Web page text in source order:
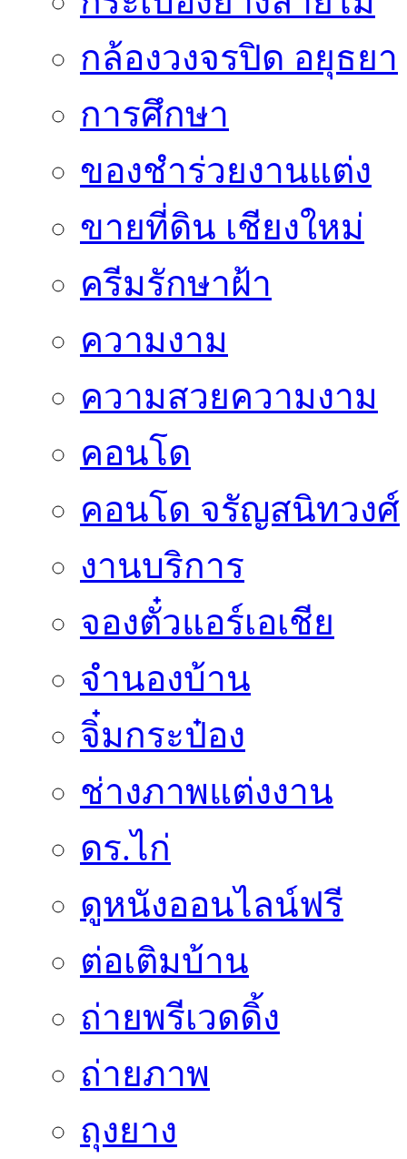
กล้องวงจรปิด อยุธยา
การศึกษา
ของชำร่วยงานแต่ง
ขายที่ดิน เชียงใหม่
ครีมรักษาฝ้า
ความงาม
ความสวยความงาม
คอนโด
คอนโด จรัญสนิทวงศ์
งานบริการ
จองตั๋วแอร์เอเชีย
จำนองบ้าน
จิ๋มกระป๋อง
ช่างภาพแต่งงาน
ดร.ไก่
ดูหนังออนไลน์ฟรี
ต่อเติมบ้าน
ถ่ายพรีเวดดิ้ง
ถ่ายภาพ
ถุงยาง